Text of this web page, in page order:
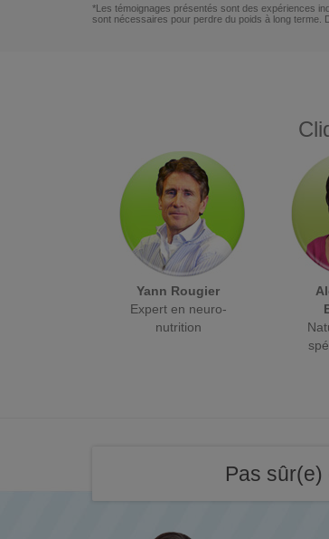
*Les témoignages présentés sont des expériences
sont nécessaires pour perdre du poids à long terme.
Yann Rougier
Expert en neuro-
nutrition
Pas sûr(e)